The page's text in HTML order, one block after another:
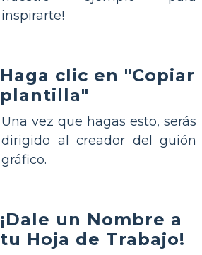
inspirarte!
Haga clic en "Copiar
plantilla"
Una vez que hagas esto, serás
dirigido al creador del guión
gráfico.
¡Dale un Nombre a
tu Hoja de Trabajo!